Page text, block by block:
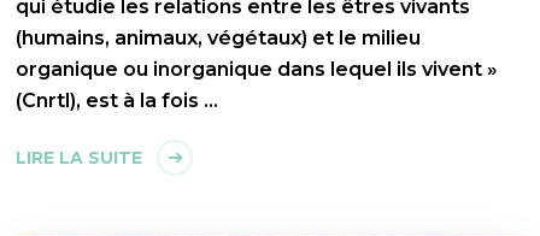
qui étudie les relations entre les êtres vivants
(humains, animaux, végétaux) et le milieu
organique ou inorganique dans lequel ils vivent »
(Cnrtl), est à la fois …
LIRE LA SUITE